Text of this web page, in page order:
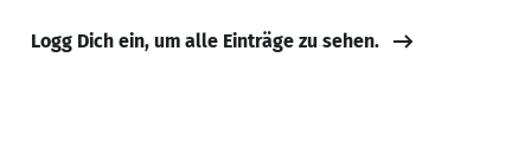
Logg Dich ein, um alle Einträge zu sehen.